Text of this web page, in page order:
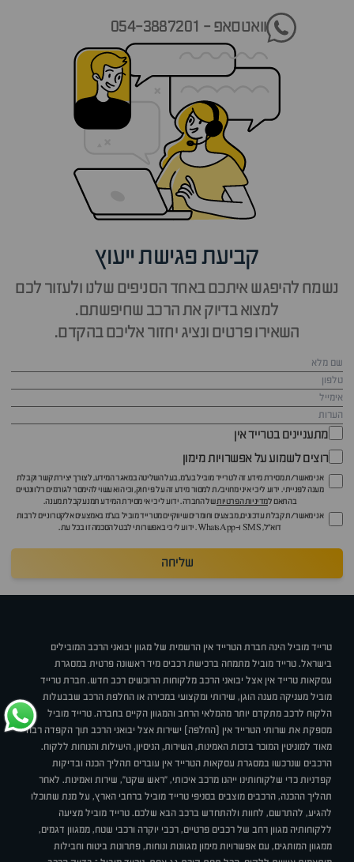
וואטסאפ - 054-3887201
קביעת פגישת ייעוץ
נשמח להיפגש איתכם באחד הסניפים שלנו ולעזור לכם
למצוא בדיוק את הרכב שחיפשתם.
השאירו פרטים ונציג יחזור אליכם בהקדם.
מתעניינים בטרייד אין
רוצים לשמוע על אפשרויות מימון
אני מאשר/ת מסירת מידע זה לטרייד מוביל בע"מ, בעל השליטה במאגר המידע, לצורך יצירת קשר וקבלת
מענה לפנייתי. ידוע לי כי איני מחויב/ת למסור מידע זה על פי חוק, וכי הוא עשוי להימסר לגורמים רלוונטיים
בהתאם למדיניות הפרטיותשל החברה. ידוע לי כי אי מסירת המידע תמנע קבלת מענה.
אני מאשר/ת קבלת עדכונים, מבצעים וחומרים שיווקיים מטרייד מוביל בע"מ באמצעים אלקטרוניים לרבות
דוא״ל, SMS ו-WhatsApp. ידוע לי כי באפשרותי לבטל הסכמה זו בכל עת.
שליחה
טרייד מוביל הינה חברת הטרייד אין הרשמית של מגוון יבואני הרכב המובילים
בישראל. טרייד מוביל מתמחה ברכישת רכבים מיד ראשונה פרטית במסגרת
עסקאות טרייד אין אצל יבואני הרכב מלקוחות הרוכשים רכב חדש. חברת טרייד
מוביל מעניקה מענה הוגן, שירותי ומקצועי במכירה או החלפת הרכב שבבעלות
הלקוח לרכב מתקדם יותר מהמלאי הרחב והמגוון הקיים בחברה. טרייד מוביל
מספקת את שרותי הטרייד אין (החלפה) ישירות אצל יבואני הרכב תוך הקפדה רבה
מאוד למוניטין המוכר בזכות האמינות, השירות, הניסיון, היעילות והנוחות ללקוח.
הרכבים שנרכשו במסגרת עסקאות הטרייד אין עוברים תהליך הכנה ובדיקות
קפדניות כדי שלקוחותינו ייהנו מרכב איכותי, "ראש שקט", שירות ואמינות. לאחר
תהליך ההכנה, הרכבים מוצבים בסניפי טרייד מוביל ברחבי הארץ, על מנת שתוכלו
להגיע, להתרשם, לחוות ולהתחדש ברכב הבא שלכם. טרייד מוביל מציעה
ללקוחותיה מגוון רחב של רכבים פרטיים, רכבי יוקרה ורכבי שטח, ממגוון דגמים,
ממגוון המותגים, עם אפשרויות מימון מגוונות ונוחות, פתרונות ביטוח וחבילות